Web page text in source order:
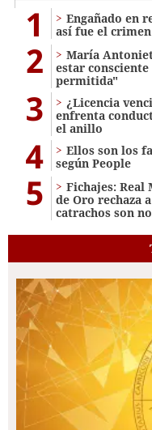
1
Engañado en
así fue el
2
María
estar
permitida"
3
¿Licencia
enfrenta
el anillo
4
Ellos son los
según People
5
Fichajes: Real
de Oro rechaza
catrachos son